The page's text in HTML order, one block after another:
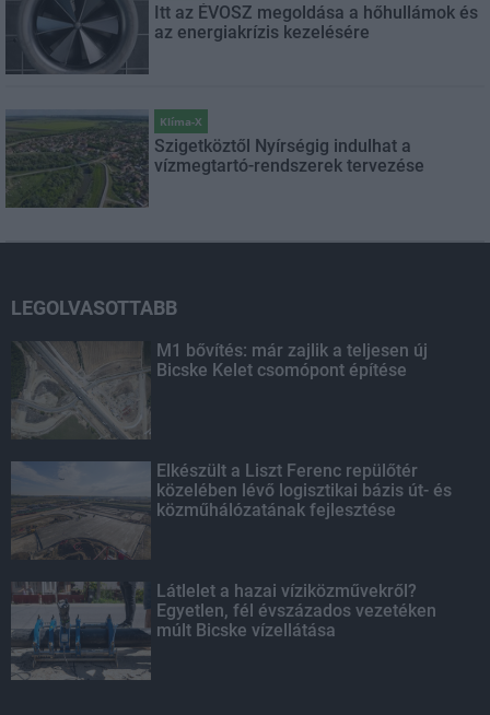
Itt az ÉVOSZ megoldása a hőhullámok és
az energiakrízis kezelésére
Klíma-X
Szigetköztől Nyírségig indulhat a
vízmegtartó-rendszerek tervezése
LEGOLVASOTTABB
M1 bővítés: már zajlik a teljesen új
Bicske Kelet csomópont építése
Elkészült a Liszt Ferenc repülőtér
közelében lévő logisztikai bázis út- és
közműhálózatának fejlesztése
Látlelet a hazai víziközművekről?
Egyetlen, fél évszázados vezetéken
múlt Bicske vízellátása